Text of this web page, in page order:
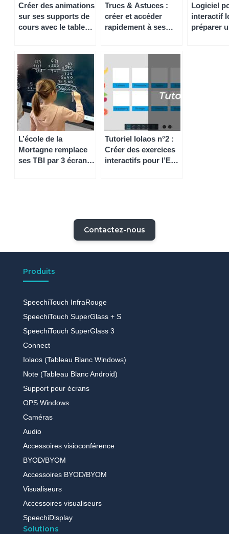
Créer des animations
sur ses supports de
cours avec le tableau
Trucs & Astuces :
créer et accéder
rapidement à ses
Logiciel
interactif
préparer
L’école de la
Mortagne remplace
ses TBI par 3 écrans
Tutoriel Iolaos n°2 :
Créer des exercices
interactifs pour l’ENI
Contactez-nous
Produits
SpeechiTouch InfraRouge
SpeechiTouch SuperGlass + S
SpeechiTouch SuperGlass 3
Connect
Iolaos (Tableau Blanc Windows)
Note (Tableau Blanc Android)
Support pour écrans
OPS Windows
Caméras
Audio
Accessoires visioconférence
BYOD/BYOM
Accessoires BYOD/BYOM
Visualiseurs
Accessoires visualiseurs
SpeechiDisplay
Solutions